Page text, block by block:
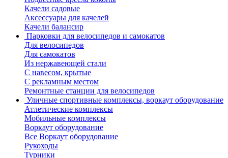
Качели садовые
Аксессуары для качелей
Качели балансир
Парковки для велосипедов и самокатов
Для велосипедов
Для самокатов
Из нержавеющей стали
С навесом, крытые
С рекламным местом
Ремонтные станции для велосипедов
Уличные спортивные комплексы, воркаут оборудование
Атлетические комплексы
Мобильные комплексы
Воркаут оборудование
Все Воркаут оборудование
Рукоходы
Турники